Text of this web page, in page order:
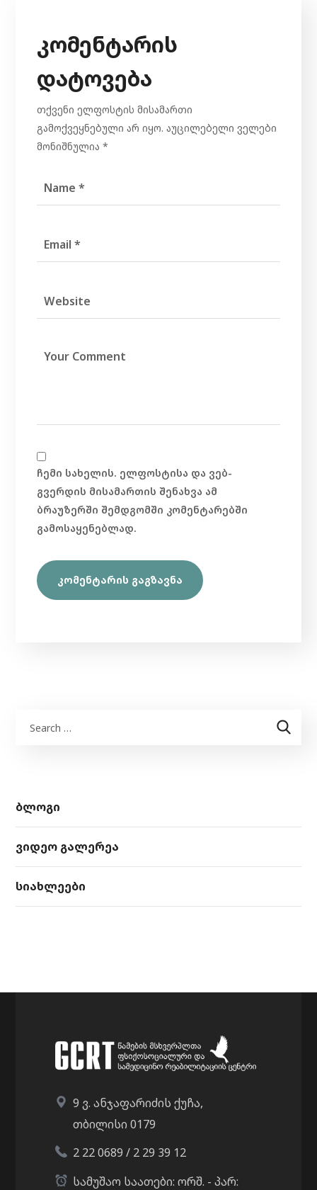
კომენტარის
დატოვება
თქვენი ელფოსტის მისამართი
გამოქვეყნებული არ იყო. აუცილებელი ველები
მონიშნულია*
ჩემი სახელის. ელფოსტისა და ვებ-
გვერდის მისამართის შენახვა ამ
ბრაუზერში შემდგომში კომენტარებში
გამოსაყენებლად.
ბლოგი
ვიდეო გალერეა
სიახლეები
9 ვ. ანჯაფარიძის ქუჩა,
თბილისი 0179
2 22 0689 / 2 29 39 12
სამუშაო საათები: ორშ. - პარ: